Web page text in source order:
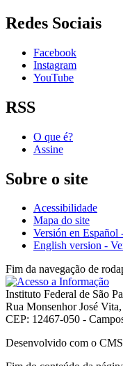
Redes Sociais
Facebook
Instagram
YouTube
RSS
O que é?
Assine
Sobre o site
Acessibilidade
Mapa do site
Versión en Español
English version -
Fim da navegação de
Instituto Federal de São
Rua Monsenhor José
CEP: 12467-050 -
Desenvolvido com o